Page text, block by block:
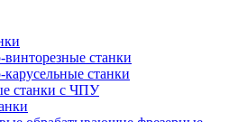
винторезные станки
карусельные станки
станки с ЧПУ